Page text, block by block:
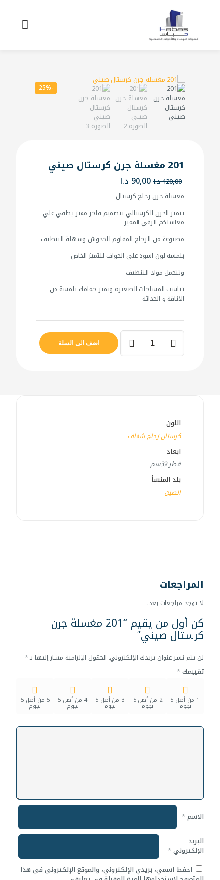
-25%
201 مغسلة جرن كرستال صيني
120,00د.ا السعر
الأصلي
هو:
120,00 د.ا.
90,00 د.ا
الحالي
هو:
90,00 د.ا.
مغسلة جرن زجاج كرستال
يتميز الجرن الكرستالي بتصميم فاخر مميز يطفي علي
مغاسلكم الرقي المميز
مصنوعة من الزجاج المقاوم للخدوش وسهلة التنظيف
بلمسة لون اسود على الحواف للتميز الخاص
وتتحمل مواد التنظيف
تناسب المساحات الصغيرة وتميز حمامك بلمسة من
الاناقة و الحداثة
كمية
201
مغسلة
اضف الى السلة
اللون
كرستال زجاج شفاف
ابعاد
قطر 39سم
بلد المنشأ
الصين
المراجعات
لا توجد مراجعات بعد.
كن أول من يقيم “201 مغسلة جرن
كرستال صيني”
لن يتم نشر عنوان بريدك الإلكتروني. الحقول الإلزامية مشار إليها بـ*
تقييمك*
1 من أصل 5
نجوم
2 من أصل 5
نجوم
3 من أصل 5
نجوم
4 من أصل 5
نجوم
5 من أصل 5
نجوم
الاسم*
البريد
الإلكتروني*
احفظ اسمي، بريدي الإلكتروني، والموقع الإلكتروني في هذا